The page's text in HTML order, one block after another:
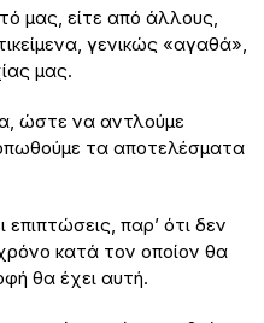
μας, είτε από άλλους,
γενικώς «αγαθά»,
μας.
ώστε να αντλούμε
τα αποτελέσματα
επιπτώσεις, παρ’ ότι δεν
κατά τον οποίον θα
θα έχει αυτή.